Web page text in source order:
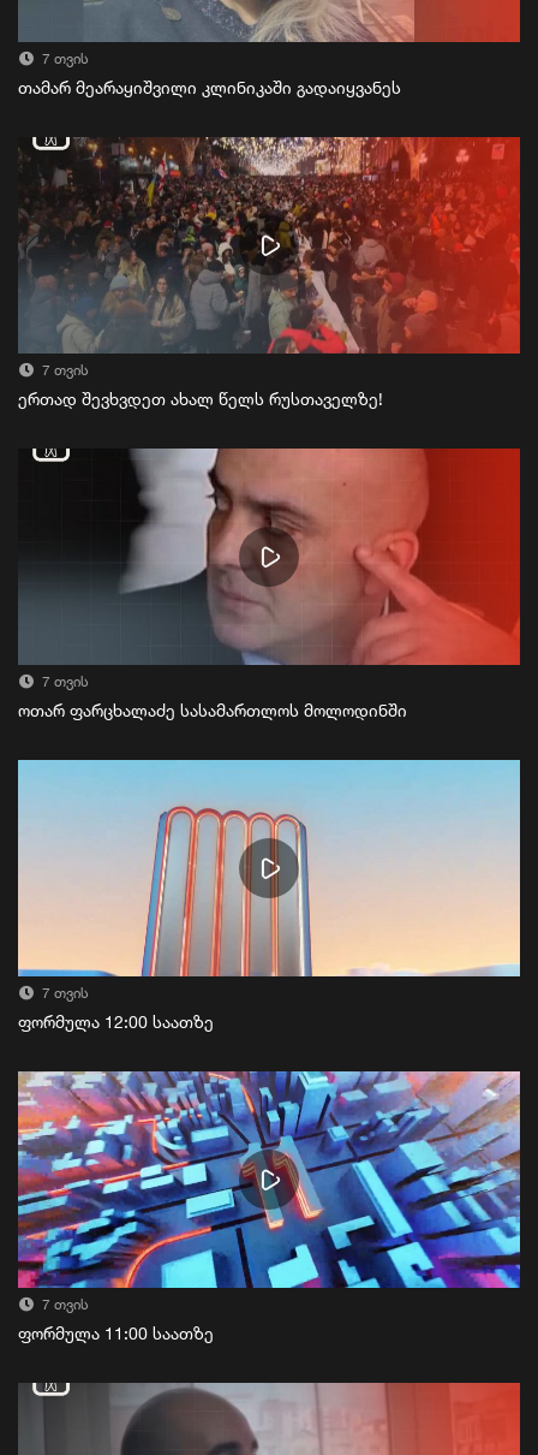
7 თვის
თამარ მეარაყიშვილი კლინიკაში გადაიყვანეს
7 თვის
ერთად შევხვდეთ ახალ წელს რუსთაველზე!
7 თვის
ოთარ ფარცხალაძე სასამართლოს მოლოდინში
7 თვის
ფორმულა 12:00 საათზე
7 თვის
ფორმულა 11:00 საათზე